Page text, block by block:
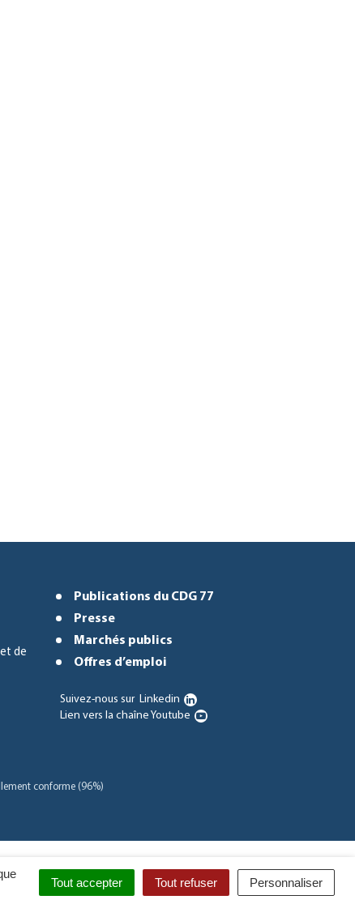
Tout accepter Tout refuser Personnaliser
de
Publications du CDG 77
Presse
Marchés publics
Offres d’emploi
Suivez-nous sur Linkedin
Lien vers la chaîne Youtube
conforme (96%)